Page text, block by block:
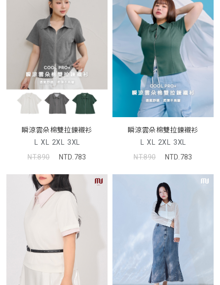
瞬涼雲朵棉雙拉鍊襯衫
L XL 2XL 3XL
NT.890
NTD.783
瞬涼雲朵棉雙拉鍊襯衫
L XL 2XL 3XL
NT.890
NTD.783